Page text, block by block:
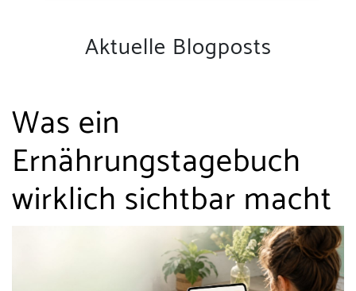
Aktuelle Blogposts
Was ein
Ernährungstagebuch
wirklich sichtbar macht